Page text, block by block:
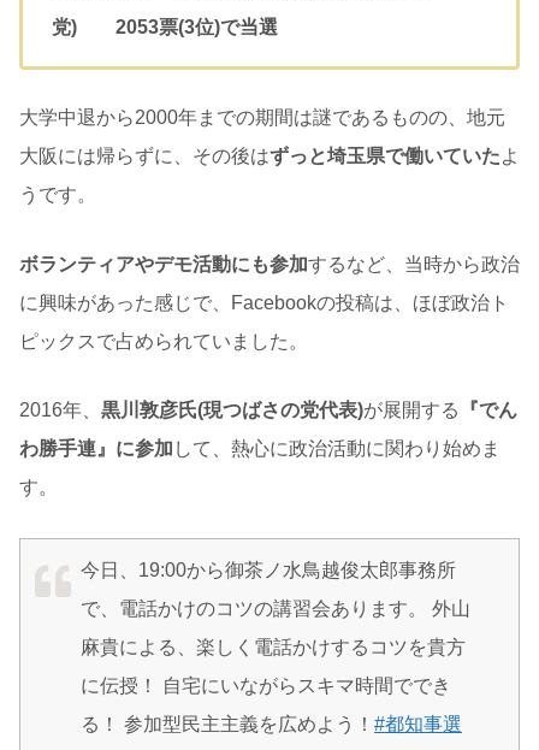
党) 2053票(3位)で当選
大学中退から2000年までの期間は謎であるものの、地元
大阪には帰らずに、その後はずっと埼玉県で働いていたよ
うです。
ボランティアやデモ活動にも参加するなど、当時から政治
に興味があった感じで、Facebookの投稿は、ほぼ政治ト
ピックスで占められていました。
2016年、 黒川敦彦氏(現つばさの党代表)が展開する
『でん
わ勝手連』に参加 して、熱心に政治活動に関わり始めま
す。
今日、19:00から御茶ノ水鳥越俊太郎事務所
で、電話かけのコツの講習会あります。 外山
麻貴による、楽しく電話かけするコツを貴方
に伝授！ 自宅にいながらスキマ時間ででき
る！ 参加型民主主義を広めよう！ #都知事選